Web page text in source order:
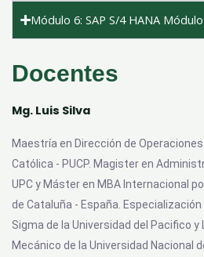
Módulo 6: SAP S/4 HANA
Docentes
Mg. Luis Silva
Maestría en Dirección de
Católica - PUCP. Magister en
UPC y Máster en MBA Internacional
de Cataluña - España.
Sigma de la Universidad del Pacifico y
Mecánico de la Universidad Nacional